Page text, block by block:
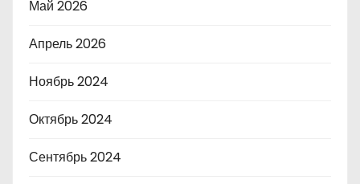
Май 2026
Апрель 2026
Ноябрь 2024
Октябрь 2024
Сентябрь 2024